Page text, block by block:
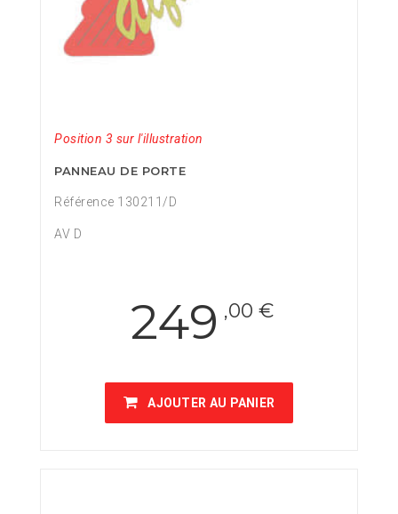
Position 3 sur l'illustration
PANNEAU DE PORTE
Référence 130211/D
AV D
249 ,00 €
AJOUTER AU PANIER